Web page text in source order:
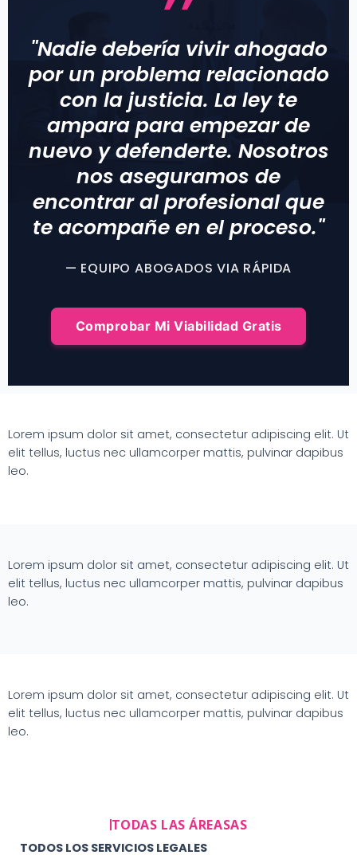
"Nadie debería vivir ahogado
por un problema relacionado
con la justicia. La ley te
ampara para empezar de
nuevo y defenderte. Nosotros
nos aseguramos de
encontrar al profesional que
te acompañe en el proceso."
— EQUIPO ABOGADOS VIA RÁPIDA
Comprobar Mi Viabilidad Gratis
Lorem ipsum dolor sit amet, consectetur adipiscing elit. Ut
elit tellus, luctus nec ullamcorper mattis, pulvinar dapibus
leo.
Lorem ipsum dolor sit amet, consectetur adipiscing elit. Ut
elit tellus, luctus nec ullamcorper mattis, pulvinar dapibus
leo.
Lorem ipsum dolor sit amet, consectetur adipiscing elit. Ut
elit tellus, luctus nec ullamcorper mattis, pulvinar dapibus
leo.
TODAS LAS ÁREASAS
TODOS LOS SERVICIOS LEGALES